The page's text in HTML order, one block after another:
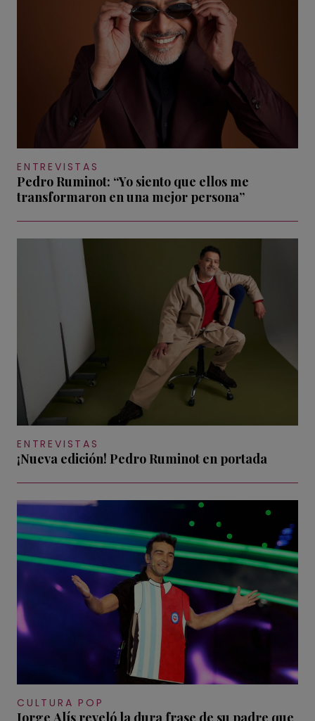
ENTREVISTAS
Pedro Ruminot: “Yo siento que ellos me
transformaron en una mejor persona”
ENTREVISTAS
¡Nueva edición! Pedro Ruminot en portada
CULTURA POP
Jorge Alís reveló la dura frase de su padre que